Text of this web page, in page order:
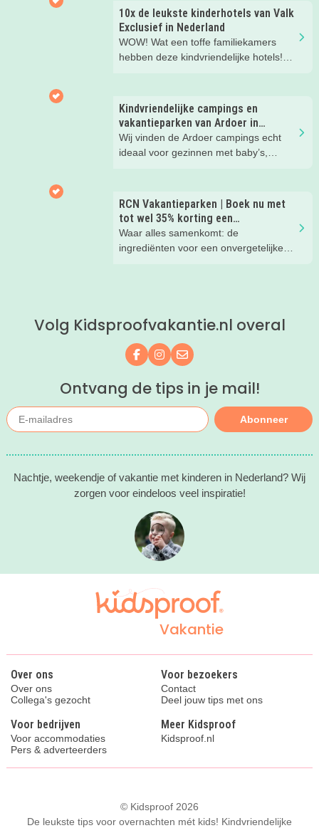
ontspannen met een lekkere lunch op
het strand en een duik in zee. Heerlijk!
10x de leukste kinderhotels van Valk
Exclusief in Nederland
WOW! Wat een toffe familiekamers
hebben deze kindvriendelijke hotels!
kinderhotels van Valk Exclusief en
boek een heerlijk nachtje weg met je
kind(eren).
Kindvriendelijke campings en
vakantieparken van Ardoer in
Nederland
Wij vinden de Ardoer campings echt
ideaal voor gezinnen met baby’s,
RCN Vakantieparken | Boek nu met
tot wel 35% korting een
zomervakantie!
Waar alles samenkomt: de
ingrediënten voor een onvergetelijke
Volg Kidsproofvakantie.nl overal
Volg ons op Facebook
Volg ons op Instagram
Mail ons
Ontvang de tips in je mail!
Abonneer
Nachtje, weekendje of vakantie met kinderen in Nederland? Wij
zorgen voor eindeloos veel inspiratie!
Vakantie
Over ons
Over ons
Collega's gezocht
Voor bezoekers
Contact
Deel jouw tips met ons
Voor bedrijven
Voor accommodaties
Pers & adverteerders
Meer Kidsproof
Kidsproof.nl
© Kidsproof 2026
De leukste tips voor overnachten mét kids! Kindvriendelijke